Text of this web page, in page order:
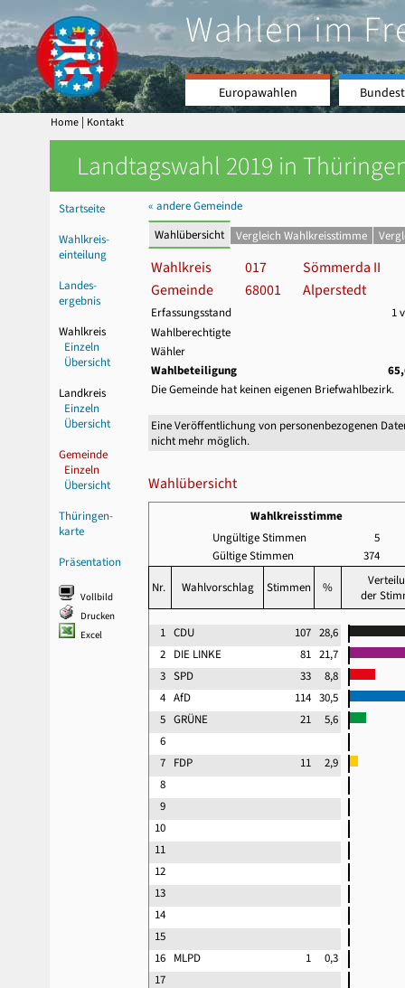
Wahlen im
Europawahlen
Home | Kontakt
Landtagswahl 2019 in
Startseite
Wahlkreis-
einteilung
Landes-
ergebnis
Wahlkreis
Einzeln
Übersicht
Landkreis
Einzeln
Übersicht
Gemeinde
Einzeln
Übersicht
Thüringen-
karte
Präsentation
Vollbild
Drucken
Excel
« andere Gemeinde
Wahlübersicht
Vergleich Wahlkreisstimme
Wahlkreis 017
Sömmerda II
Gemeinde
68001 Alperstedt
Erfassungsstand
1
Wahlberechtigte
Wähler
Wahlbeteiligung
Die Gemeinde hat keinen eigenen Briefwahlbezirk.
Eine Veröffentlichung von personenbezogenen
nicht mehr möglich.
Wahlübersicht
Wahlkreisstimme
Ungültige Stimmen
5
Gültige Stimmen
374
Nr. Wahlvorschlag Stimmen %
der
1 CDU 107 28,6
2 DIE LINKE 81 21,7
3 SPD 33
8,8
4 AfD 114 30,5
5 GRÜNE 21
5,6
6
7 FDP 11
2,9
8
9
10
11
12
13
14
15
16 MLPD 1
0,3
17